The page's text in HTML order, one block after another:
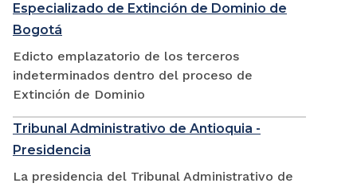
Especializado de Extinción de Dominio de
Bogotá
Edicto emplazatorio de los terceros
indeterminados dentro del proceso de
Extinción de Dominio
Tribunal Administrativo de Antioquia -
Presidencia
La presidencia del Tribunal Administrativo de